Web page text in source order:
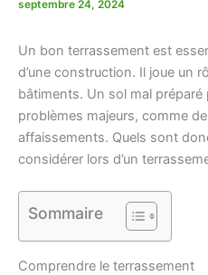
septembre 24, 2024
Un bon terrassement est
d’une construction. Il joue un
bâtiments. Un sol mal préparé
problèmes majeurs, comme
affaissements. Quels sont
considérer lors d’un
Sommaire
Comprendre le terrassement